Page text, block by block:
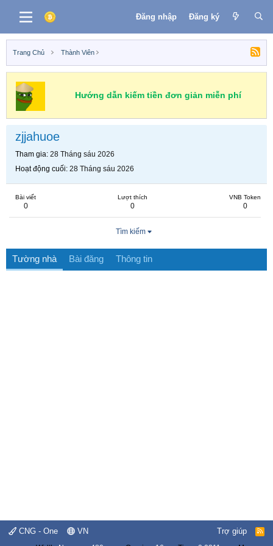
Đăng nhập Đăng ký
Trang Chủ Thành Viên
Hướng dẫn kiếm tiền đơn giản miễn phí
zjjahuoe
Tham gia 28 Tháng sáu 2026
Hoạt động cuối 28 Tháng sáu 2026
Bài viết
0
Lượt thích
0
VNB Token
0
Tìm kiếm
Tường nhà Bài đăng Thông tin
CNG - One VN Trợ giúp
R